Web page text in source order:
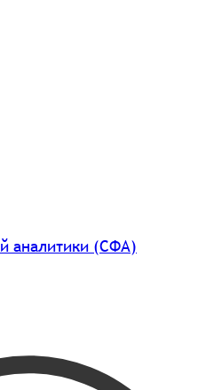
аналитики (СФА)